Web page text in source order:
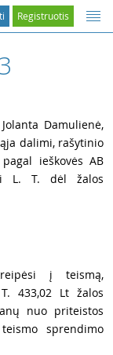
Registruotis
Damulienė,
dalimi, rašytinio
ieškovės AB
L. T. dėl žalos
į teismą,
433,02 Lt žalos
nuo priteistos
sprendimo